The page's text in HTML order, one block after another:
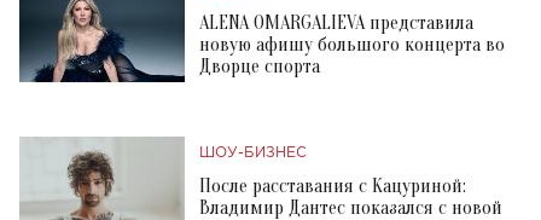
ALENA OMARGALIEVA представила
новую афишу большого концерта во
Дворце спорта
ШОУ-БИЗНЕС
После расставания с Кацуриной:
Владимир Дантес показался с новой